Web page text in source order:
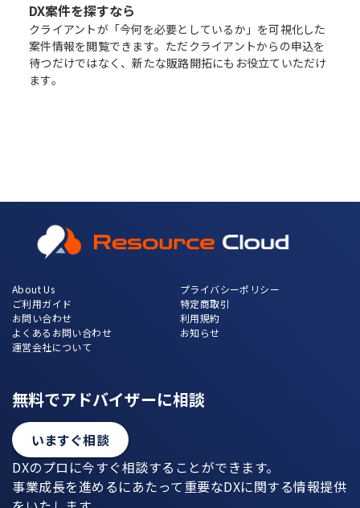
DX案件を探すなら
クライアントが「今何を必要としているか」を可視化した
案件情報を閲覧できます。ただクライアントからの申込を
待つだけではなく、新たな販路開拓にもお役立ていただけ
ます。
About Us
ご利用ガイド
お問い合わせ
よくあるお問い合わせ
運営会社について
プライバシーポリシー
特定商取引
利用規約
お知らせ
無料でアドバイザーに相談
いますぐ相談
DXのプロに今すぐ相談することができます。
事業成長を進めるにあたって重要なDXに関する情報提供